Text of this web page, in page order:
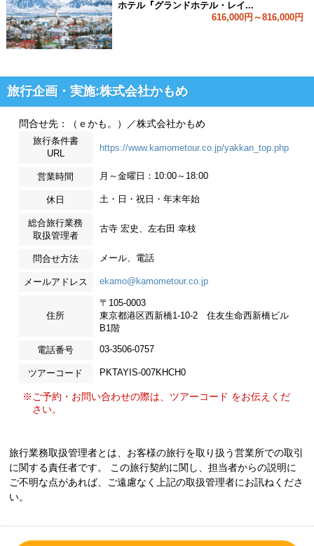
ホテル『グランドホテル・レイ...
616,000円～816,000円
旅行企画・実施:株式会社かもめ
問合せ先：（ｅかも。）／株式会社かもめ
旅行条件書
URL
https://www.kamometour.co.jp/yakkan_top.php
営業時間 月～金曜日：10:00～18:00
休日 土・日・祝日・年末年始
総合旅行業務
取扱管理者
古寺 宏史、左右田 幸枝
問合せ方法 メール、電話
メールアドレス ekamo@kamometour.co.jp
住所
〒105-0003
東京都港区西新橋1-10-2 住友生命西新橋ビル
B1階
電話番号 03-3506-0757
ツアーコード PKTAYIS-007KHCH0
※ご予約・お問い合わせの際は、ツアーコード をお伝えくだ
さい。
旅行業務取扱管理者とは、お客様の旅行を取り扱う営業所での取引
に関する責任者です。 この旅行契約に関し、担当者からの説明に
ご不明な点があれば、ご遠慮なく上記の取扱管理者にお訊ねくださ
い。